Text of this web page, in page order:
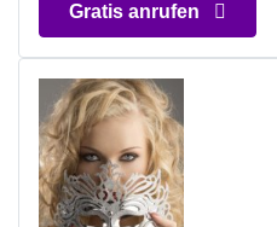
Gratis anrufen